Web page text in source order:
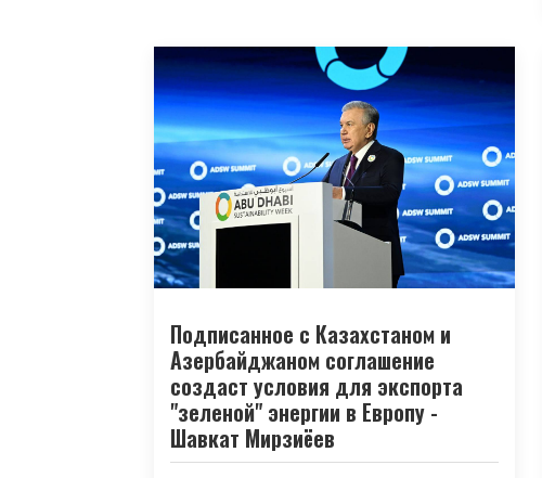
Подписанное с Казахстаном и
Азербайджаном соглашение
создаст условия для экспорта
"зеленой" энергии в Европу -
Шавкат Мирзиёев